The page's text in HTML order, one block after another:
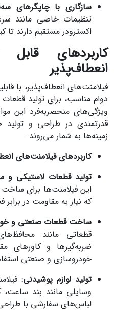
سازگاری با چاپگرهای
تنظیمات خاصی مانند
اکسترودر مستقیم دارند
کاربردهای
انعطاف‌پذیر
فیلامنت‌های انعطاف‌پذیر، با
دوام مناسب، برای تولید
ویژگی‌های منحصربه‌فرد این
قدرتمندی در طراحی و تولید
زمینه‌ها به شمار می‌روند.
کاربردهای فیلامنت‌های
تولید قطعات لاستیکی و
این فیلامنت‌ها برای ساخت
که نیاز به مقاومت در
ساخت قطعات صنعتی و
قطعاتی مانند
ضربه‌گیرها و کاورهای
خودروسازی و صنعتی
تولید لوازم پوشیدنی:
وسایلی مانند بند
لباس‌های سفارشی با طراحی